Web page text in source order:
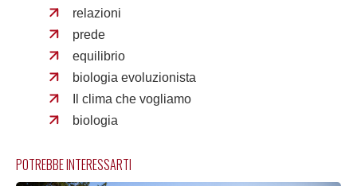
relazioni
prede
equilibrio
biologia evoluzionista
Il clima che vogliamo
biologia
POTREBBE INTERESSARTI